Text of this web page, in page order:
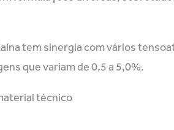
tem sinergia com vários
que variam de 0,5 a 5,0%.
técnico